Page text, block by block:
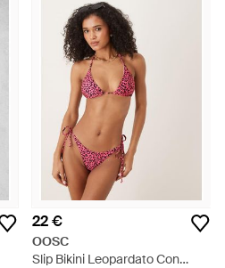
22 €
OOSC
Slip Bikini Leopardato Con